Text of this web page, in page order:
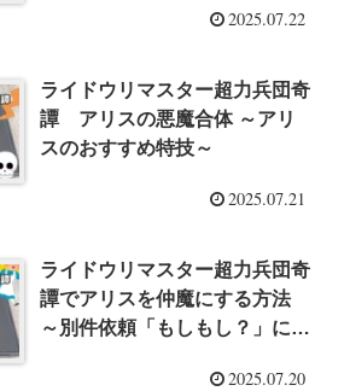
2025.07.22
ライドウリマスター超力兵団奇
譚 アリスの悪魔合体 ～アリ
スのおすすめ特技～
2025.07.21
ライドウリマスター超力兵団奇
譚でアリスを仲魔にする方法
～別件依頼「もしもし？」につ
2025.07.20